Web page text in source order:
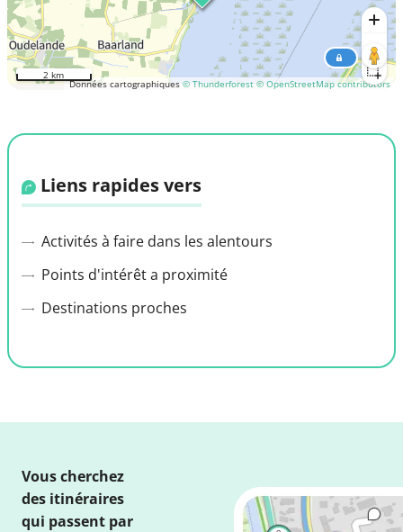
Données cartographiques © Thunderforest © OpenStreetMap contributors
2 km
Liens rapides vers
Activités à faire dans les alentours
Points d'intérêt a proximité
Destinations proches
Vous cherchez
des itinéraires
qui passent par